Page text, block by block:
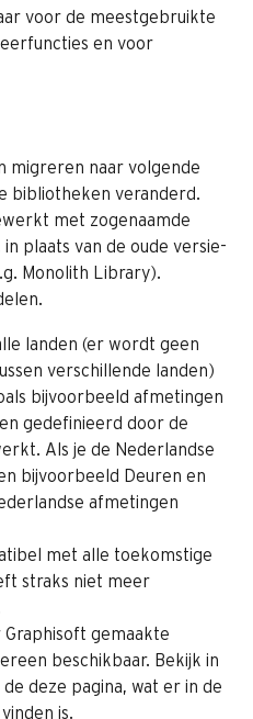
voor de meestgebruikte
en voor
migreren naar volgende
bibliotheken veranderd.
met zogenaamde
plaats van de oude versie-
Monolith Library).
landen (er wordt geen
verschillende landen)
bijvoorbeeld afmetingen
gedefinieerd door de
Als je de Nederlandse
bijvoorbeeld Deuren en
afmetingen
met alle toekomstige
straks niet meer
Graphisoft gemaakte
beschikbaar. Bekijk in
deze pagina, wat er in de
is.